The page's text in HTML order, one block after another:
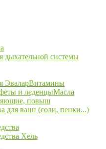
дыхательной системы
ЭваларВитамины
и леденцыМасла
повыш
для ванн (соли, пенки...)
Хель